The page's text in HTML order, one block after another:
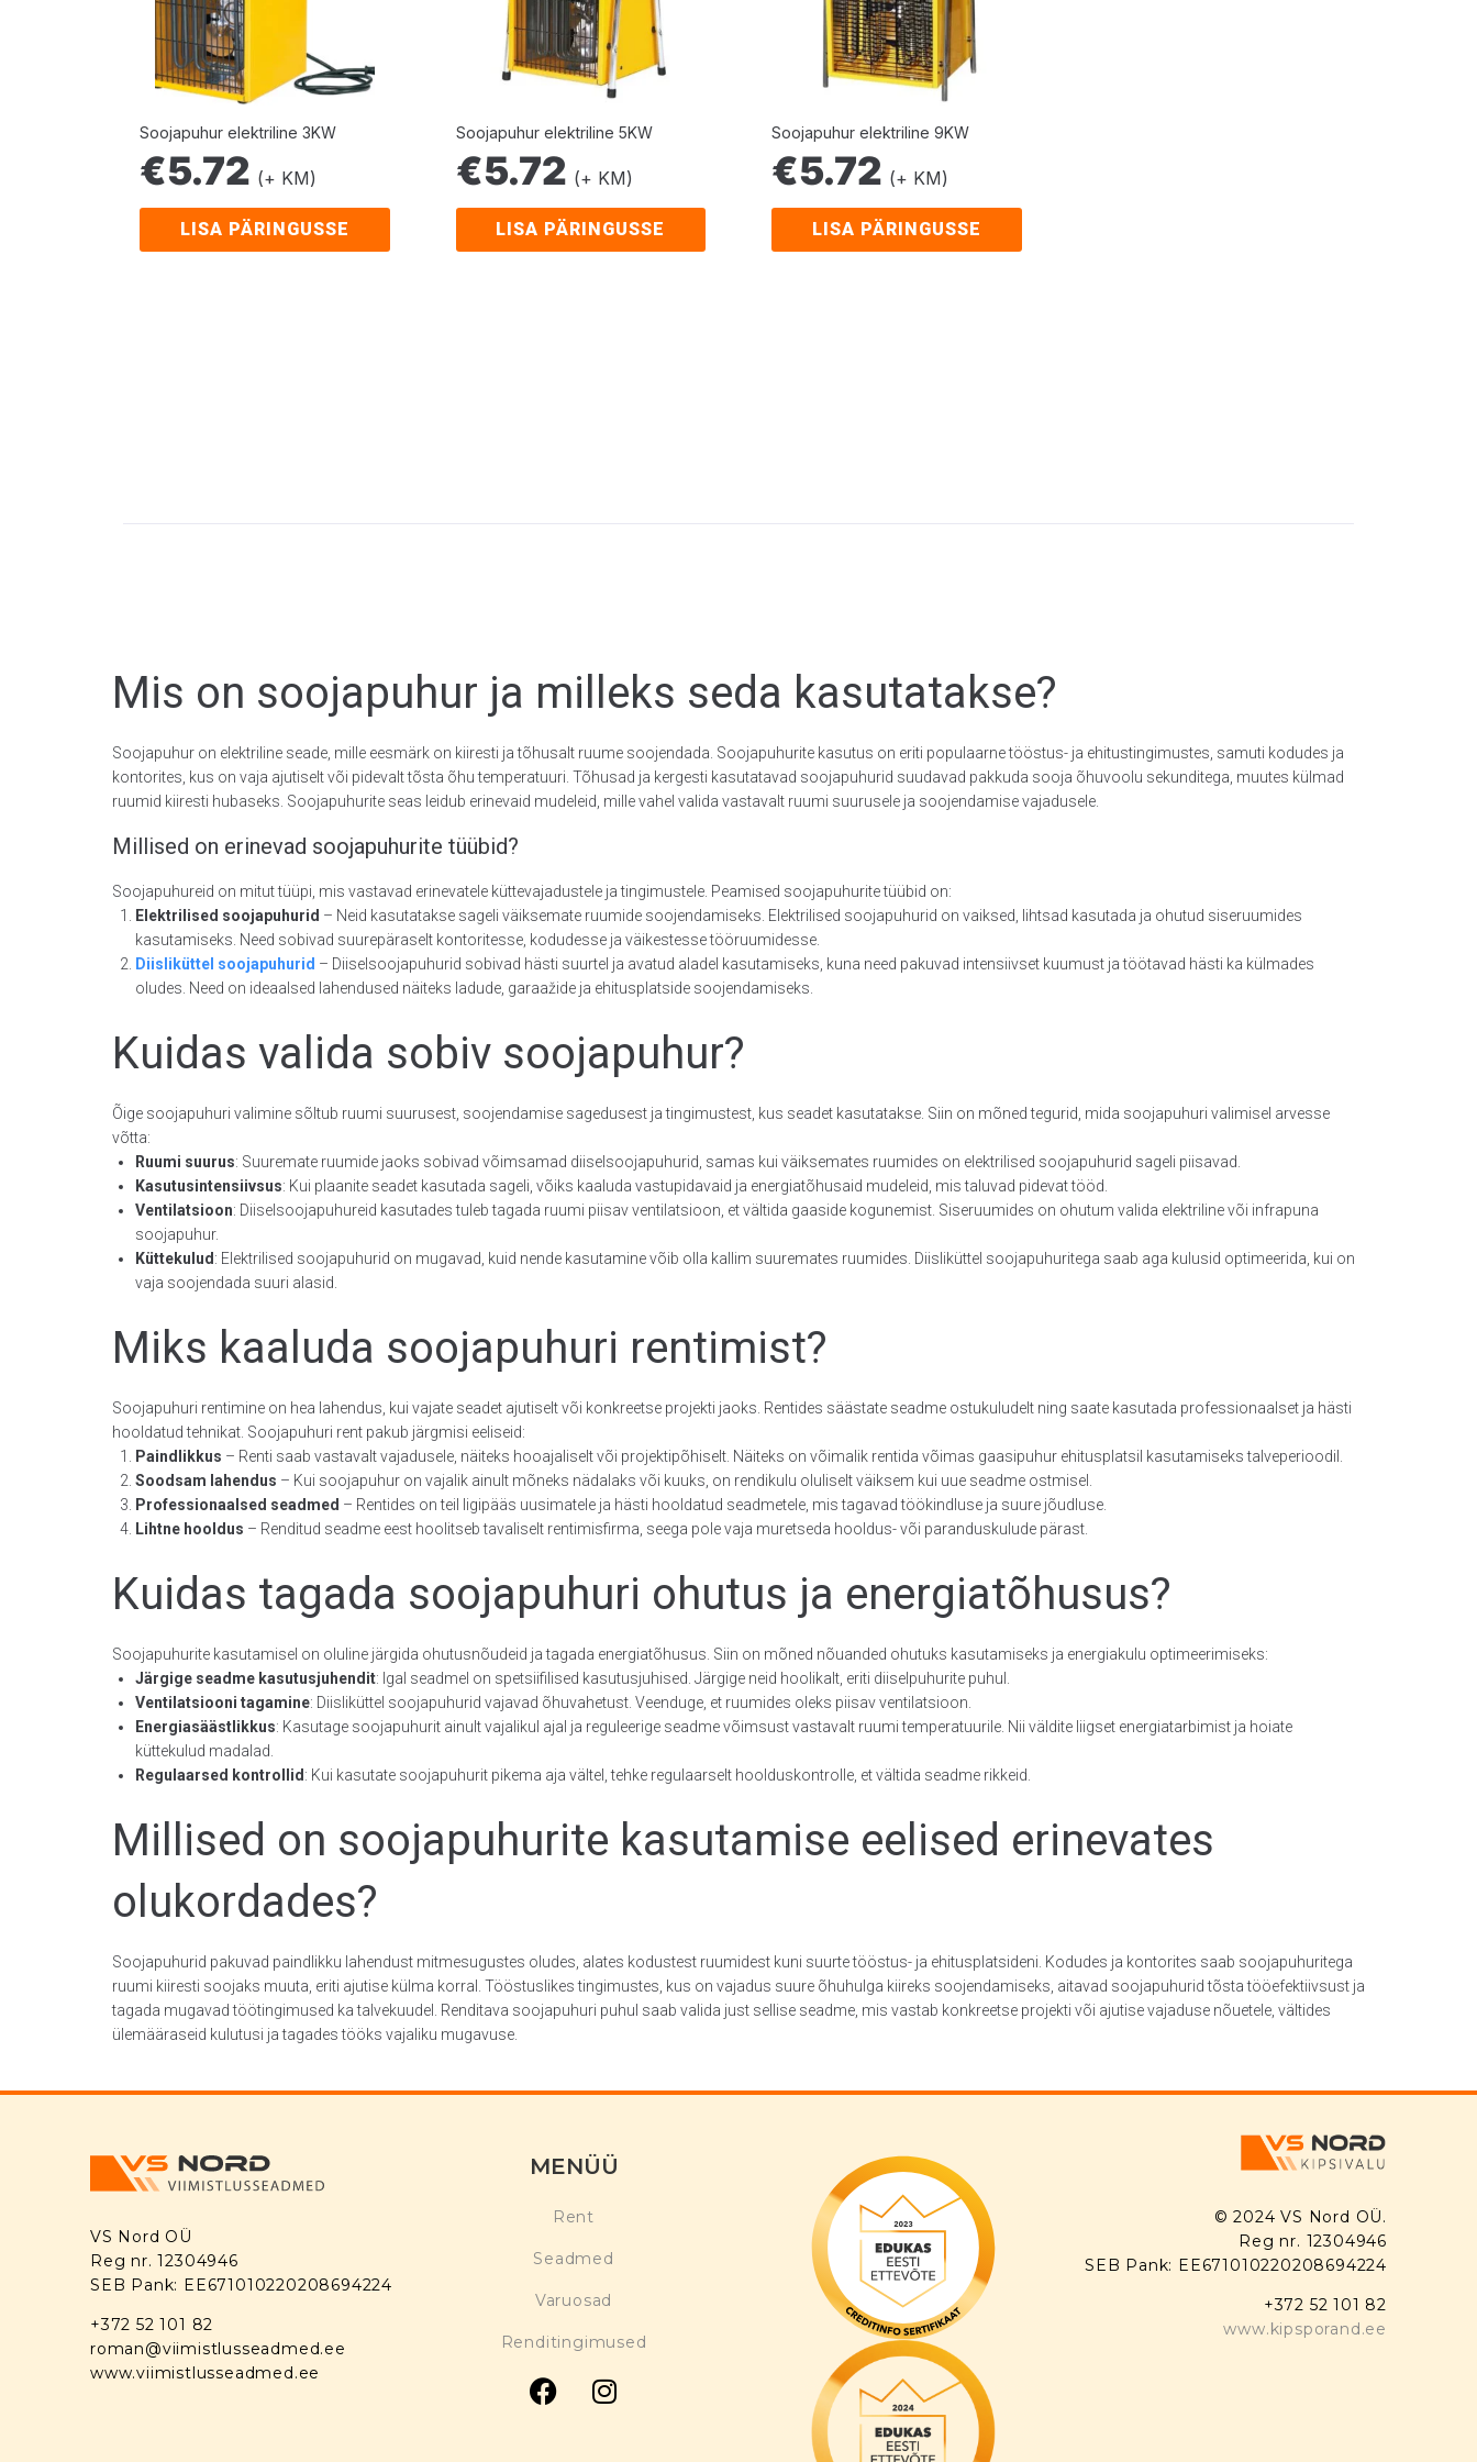
Soojapuhur elektriline 3KW
€5.72 (+ KM)
LISA PÄRINGUSSE
Soojapuhur elektriline 5KW
€5.72 (+ KM)
LISA PÄRINGUSSE
Soojapuhur elektriline 9KW
€5.72 (+ KM)
LISA PÄRINGUSSE
Mis on soojapuhur ja milleks seda kasutatakse?
Soojapuhur on elektriline seade, mille eesmärk on kiiresti ja tõhusalt ruume soojendada. Soojapuhurite kasutus on eriti populaarne tööstus- ja ehitustingimustes, samuti kodudes ja
kontorites, kus on vaja ajutiselt või pidevalt tõsta õhu temperatuuri. Tõhusad ja kergesti kasutatavad soojapuhurid suudavad pakkuda sooja õhuvoolu sekunditega, muutes külmad
ruumid kiiresti hubaseks. Soojapuhurite seas leidub erinevaid mudeleid, mille vahel valida vastavalt ruumi suurusele ja soojendamise vajadusele.
Millised on erinevad soojapuhurite tüübid?
Soojapuhureid on mitut tüüpi, mis vastavad erinevatele küttevajadustele ja tingimustele. Peamised soojapuhurite tüübid on:
Elektrilised soojapuhurid – Neid kasutatakse sageli väiksemate ruumide soojendamiseks. Elektrilised soojapuhurid on vaiksed, lihtsad kasutada ja ohutud siseruumides
kasutamiseks. Need sobivad suurepäraselt kontoritesse, kodudesse ja väikestesse tööruumidesse.
Diisliküttel soojapuhurid – Diiselsoojapuhurid sobivad hästi suurtel ja avatud aladel kasutamiseks, kuna need pakuvad intensiivset kuumust ja töötavad hästi ka külmades
oludes. Need on ideaalsed lahendused näiteks ladude, garaažide ja ehitusplatside soojendamiseks.
Kuidas valida sobiv soojapuhur?
Õige soojapuhuri valimine sõltub ruumi suurusest, soojendamise sagedusest ja tingimustest, kus seadet kasutatakse. Siin on mõned tegurid, mida soojapuhuri valimisel arvesse
võtta:
Ruumi suurus: Suuremate ruumide jaoks sobivad võimsamad diiselsoojapuhurid, samas kui väiksemates ruumides on elektrilised soojapuhurid sageli piisavad.
Kasutusintensiivsus: Kui plaanite seadet kasutada sageli, võiks kaaluda vastupidavaid ja energiatõhusaid mudeleid, mis taluvad pidevat tööd.
Ventilatsioon: Diiselsoojapuhureid kasutades tuleb tagada ruumi piisav ventilatsioon, et vältida gaaside kogunemist. Siseruumides on ohutum valida elektriline või infrapuna
soojapuhur.
Küttekulud : Elektrilised soojapuhurid on mugavad, kuid nende kasutamine võib olla kallim suuremates ruumides. Diisliküttel soojapuhuritega saab aga kulusid optimeerida, kui on
vaja soojendada suuri alasid.
Miks kaaluda soojapuhuri rentimist?
Soojapuhuri rentimine on hea lahendus, kui vajate seadet ajutiselt või konkreetse projekti jaoks. Rentides säästate seadme ostukuludelt ning saate kasutada professionaalset ja hästi
hooldatud tehnikat. Soojapuhuri rent pakub järgmisi eeliseid:
Paindlikkus – Renti saab vastavalt vajadusele, näiteks hooajaliselt või projektipõhiselt. Näiteks on võimalik rentida võimas gaasipuhur ehitusplatsil kasutamiseks talveperioodil.
Soodsam lahendus – Kui soojapuhur on vajalik ainult mõneks nädalaks või kuuks, on rendikulu oluliselt väiksem kui uue seadme ostmisel.
Professionaalsed seadmed – Rentides on teil ligipääs uusimatele ja hästi hooldatud seadmetele, mis tagavad töökindluse ja suure jõudluse.
Lihtne hooldus – Renditud seadme eest hoolitseb tavaliselt rentimisfirma, seega pole vaja muretseda hooldus- või paranduskulude pärast.
Kuidas tagada soojapuhuri ohutus ja energiatõhusus?
Soojapuhurite kasutamisel on oluline järgida ohutusnõudeid ja tagada energiatõhusus. Siin on mõned nõuanded ohutuks kasutamiseks ja energiakulu optimeerimiseks:
Järgige seadme kasutusjuhendit: Igal seadmel on spetsiifilised kasutusjuhised. Järgige neid hoolikalt, eriti diiselpuhurite puhul.
Ventilatsiooni tagamine: Diisliküttel soojapuhurid vajavad õhuvahetust. Veenduge, et ruumides oleks piisav ventilatsioon.
Energiasäästlikkus: Kasutage soojapuhurit ainult vajalikul ajal ja reguleerige seadme võimsust vastavalt ruumi temperatuurile. Nii väldite liigset energiatarbimist ja hoiate
küttekulud madalad.
Regulaarsed kontrollid : Kui kasutate soojapuhurit pikema aja vältel, tehke regulaarselt hoolduskontrolle, et vältida seadme rikkeid.
Millised on soojapuhurite kasutamise eelised erinevates
olukordades?
Soojapuhurid pakuvad paindlikku lahendust mitmesugustes oludes, alates kodustest ruumidest kuni suurte tööstus- ja ehitusplatsideni. Kodudes ja kontorites saab soojapuhuritega
ruumi kiiresti soojaks muuta, eriti ajutise külma korral. Tööstuslikes tingimustes, kus on vajadus suure õhuhulga kiireks soojendamiseks, aitavad soojapuhurid tõsta tööefektiivsust ja
tagada mugavad töötingimused ka talvekuudel. Renditava soojapuhuri puhul saab valida just sellise seadme, mis vastab konkreetse projekti või ajutise vajaduse nõuetele, vältides
ülemääraseid kulutusi ja tagades tööks vajaliku mugavuse.
VS Nord OÜ
Reg nr. 12304946
SEB Pank: EE671010220208694224
+372 52 101 82
roman@viimistlusseadmed.ee
www.viimistlusseadmed.ee
MENÜÜ
Rent
Seadmed
Varuosad
Renditingimused
© 2024 VS Nord OÜ.
Reg nr. 12304946
SEB Pank: EE671010220208694224
+372 52 101 82
www.kipsporand.ee